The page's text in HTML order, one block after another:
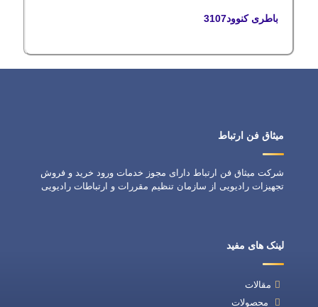
باطری کنوود3107
میثاق فن ارتباط
شرکت میثاق فن ارتباط دارای مجوز خدمات ورود خرید و فروش
تجهیزات رادیویی از سازمان تنظیم مقررات و ارتباطات رادیویی
لینک های مفید
مقالات
محصولات